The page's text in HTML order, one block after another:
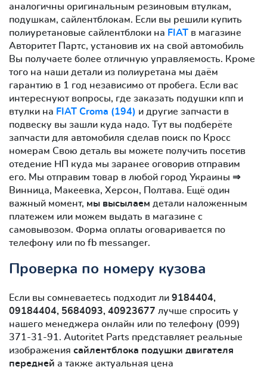
аналогичны оригинальным резиновым втулкам,
подушкам, сайлентблокам. Если вы решили купить
полиуретановые сайлентблоки на FIAT в магазине
Авторитет Партс, установив их на свой автомобиль
Вы получаете более отличную управляемость. Кроме
того на наши детали из полиуретана мы даём
гарантию в 1 год независимо от пробега. Если вас
интереснуют вопросы, где заказать подушки кпп и
втулки на FIAT Croma (194) и другие запчасти в
подвеску вы зашли куда надо. Тут вы подберёте
запчасти для автомобиля сделав поиск по Кросс
номерам Свою деталь вы можете получить посетив
отедение НП куда мы заранее оговорив отправим
его. Мы отправим товар в любой город Украины ⇒
Винница, Макеевка, Херсон, Полтава. Ещё один
важный момент, мы высылаем детали наложенным
платежем или можем выдать в магазине с
самовывозом. Форма оплаты оговаривается по
телефону или по fb messanger.
Проверка по номеру кузова
Если вы сомневаетесь подходит ли 9184404,
09184404, 5684093, 40923677 лучше спросить у
нашего менеджера онлайн или по телефону (099)
371-31-91. Autoritet Parts представляет реальные
изображения сайлентблокa подушки двигателя
передней а также актуальная цена